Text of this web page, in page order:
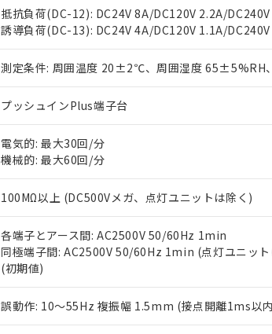
抵抗負荷(DC-12): DC24V 8A/DC120V 2.2A/
誘導負荷(DC-13): DC24V 4A/DC120V 1.1A/
測定条件: 周囲温度 20±2℃、周囲湿度 65±5%RH
プッシュインPlus端子台
電気的: 最大30回/分
機械的: 最大60回/分
100MΩ以上 (DC500Vメガ、点灯ユニットは除く)
各端子とアース間: AC2500V 50/60Hz 1min
同極端子間: AC2500V 50/60Hz 1min (点灯ユニッ
(初期値)
誤動作: 10～55Hz 複振幅 1.5mm (接点開離1ms以
在庫状況および標準価格結果を当社の事前
す。
マイパーツ機能（部品リスト作成サービス
お客様が当ウェブサイト上で当社にご登録
が、当社の製品・サービスに関するお客様
さい。
※当社の共同利用者とは、"個人情報の共
いる法人を指します。
部品在庫の切り替え状況などにより、予定月が前
※3 非含有証明書ダウンロード
下記の非含有証明書をダウンロードすることがで
EU RoHS指令（10物質）の非含有証明書
51物質の非含有証明書（当社基準）
※本証明書は発行日時点で非含有を証明するも
また、RoHS指令のフタル酸エステル類４物質
混在することから備考欄に対応日を記載しており
り割愛しております。
「ｅ」：有害物質（10物質）のすべてが基準値以
「10」：通常の使用状況下において有害物質が
味します。
たしません。
－
在庫なし(最新の在庫状況については
機器販売店・当社販売員にご確認くだ
空
白
受注生産機種、また在庫状況の情報を